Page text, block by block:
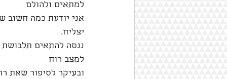
למתאים ולהולם
אני יודעת כמה חשוב
יצליח.
ננסה להתאים תלבושת
למצב רוח
ובעיקר לסיפור שאת